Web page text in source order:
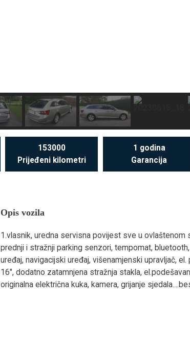
153000
Prijeđeni kilometri
1 godina
Garancija
Opis vozila
1.vlasnik, uredna servisna povijest sve u ovlaštenom
prednji i stražnji parking senzori, tempomat,
uređaj, navigacijski uređaj, višenamjenski upravljač,
16", dodatno zatamnjena stražnja stakla,
originalna električna kuka, kamera, grijanje